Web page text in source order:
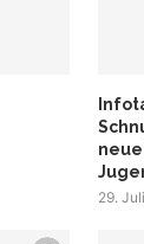
29.